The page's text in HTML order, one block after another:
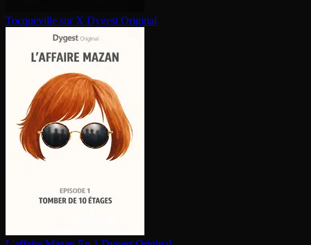
Tocqueville sur X Dygest Original